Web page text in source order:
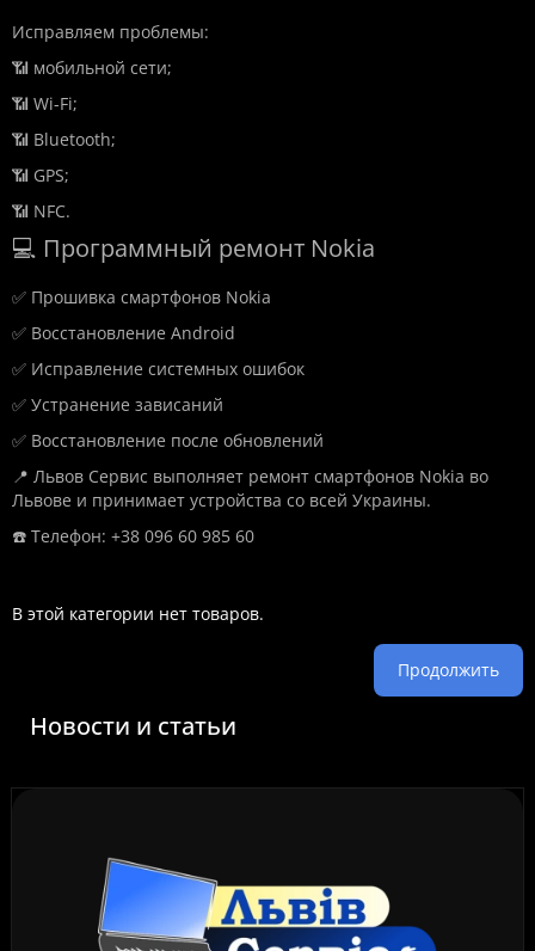
Исправляем проблемы:
📶 мобильной сети;
📶 Wi-Fi;
📶 Bluetooth;
📶 GPS;
📶 NFC.
💻 Программный ремонт Nokia
✅ Прошивка смартфонов Nokia
✅ Восстановление Android
✅ Исправление системных ошибок
✅ Устранение зависаний
✅ Восстановление после обновлений
📍 Львов Сервис выполняет ремонт смартфонов Nokia во
Львове и принимает устройства со всей Украины.
☎️ Телефон: +38 096 60 985 60
В этой категории нет товаров.
Продолжить
Новости и статьи